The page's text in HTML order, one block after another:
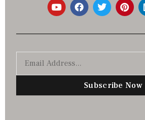
Subscribe Now